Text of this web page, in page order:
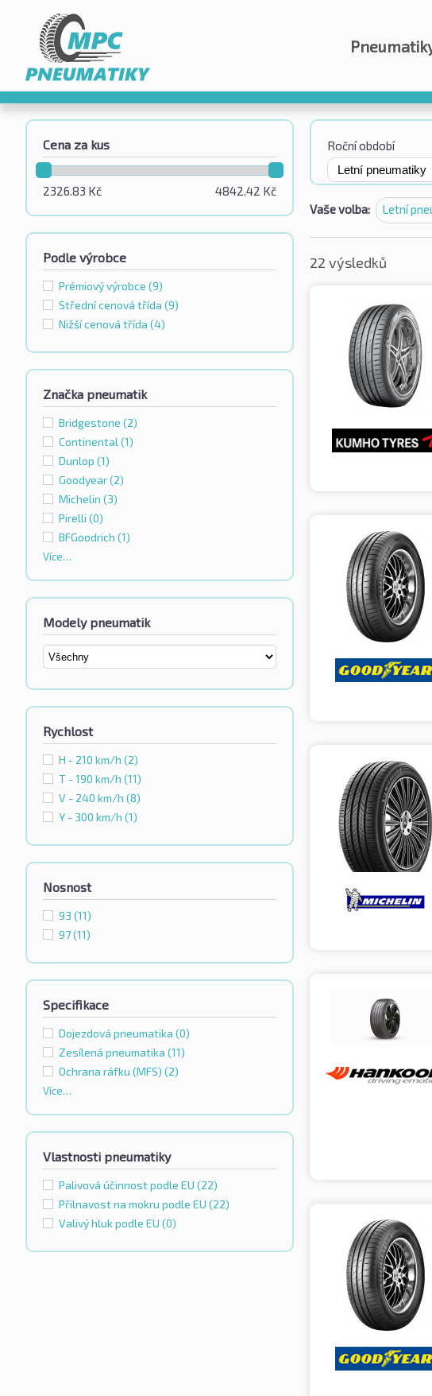
Cena za kus
4842.42 Kč
2326.83 Kč
Podle výrobce
Prémiový výrobce (9)
Střední cenová třída (9)
Nižší cenová třída (4)
Značka pneumatik
Bridgestone (2)
Continental (1)
Dunlop (1)
Goodyear(2)
Michelin (3)
Pirelli (0)
BFGoodrich (1)
Více…
Modely pneumatik
Rychlost
H - 210 km/h (2)
T - 190 km/h (11)
V - 240 km/h (8)
Y - 300 km/h (1)
Nosnost
93 (11)
97(11)
Specifikace
Dojezdová pneumatika (0)
Zesílená pneumatika (11)
Ochrana ráfku (MFS) (2)
Více…
Vlastnosti pneumatiky
Palivová účinnost podle EU (22)
Přilnavost na mokru podle EU (22)
Valivý hluk podle EU (0)
Roční období
Vaše volba: Letní
22 výsledků